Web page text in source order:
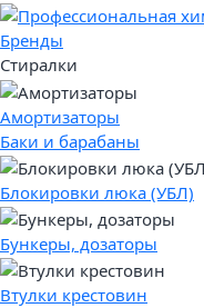
Бренды
Стиралки
Амортизаторы
Баки и барабаны
Блокировки люка (УБЛ)
Бункеры, дозаторы
Втулки крестовин